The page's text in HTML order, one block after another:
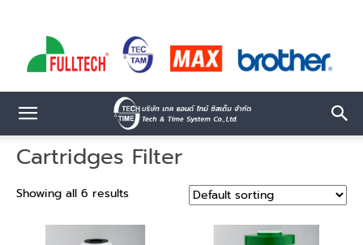
Cartridges Filter
Showing all 6 results